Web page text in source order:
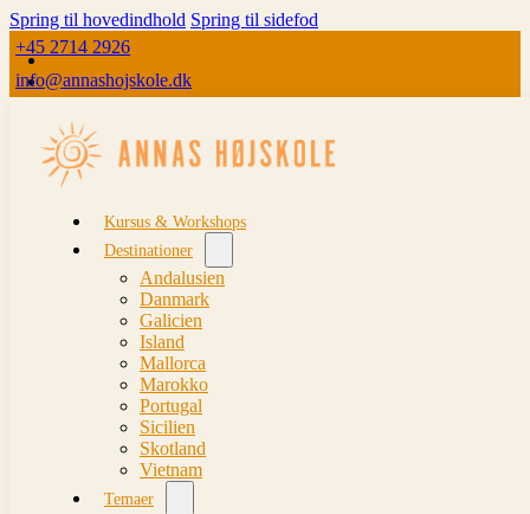
Spring til hovedindhold Spring til sidefod
+45 2714 2926
info@annashojskole.dk
Kursus & Workshops
Destinationer
Andalusien
Danmark
Galicien
Island
Mallorca
Marokko
Portugal
Sicilien
Skotland
Vietnam
Temaer